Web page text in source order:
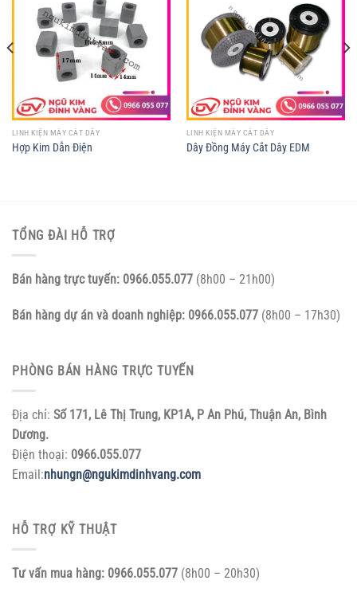
LINH KIỆN MÁY CẮT DÂY
Hợp Kim Dẫn Điện
LINH KIỆN MÁY CẮT DÂY
Dây Đồng Máy Cắt Dây EDM
TỔNG ĐÀI HỖ TRỢ
Bán hàng trực tuyến: 0966.055.077 (8h00 – 21h00)
Bán hàng dự án và doanh nghiệp: 0966.055.077 (8h00 – 17h30)
PHÒNG BÁN HÀNG TRỰC TUYẾN
Địa chỉ: Số 171, Lê Thị Trung, KP1A, P An Phú, Thuận An, Bình
Dương.
Điện thoại: 0966.055.077
Email:nhungn@ngukimdinhvang.com
HỖ TRỢ KỸ THUẬT
Tư vấn mua hàng: 0966.055.077 (8h00 – 20h30)